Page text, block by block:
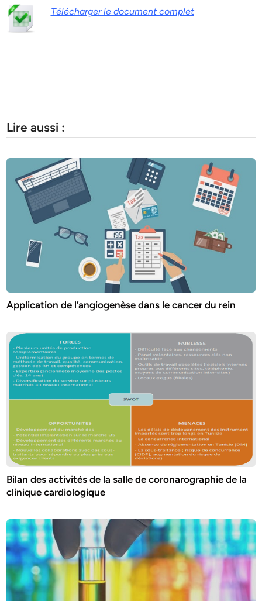
Télécharger le document complet
Lire aussi :
Application de l’angiogenèse dans le cancer du rein
Bilan des activités de la salle de coronarographie de la
clinique cardiologique